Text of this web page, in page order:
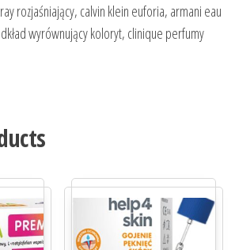
rozjaśniający, calvin klein euforia, armani eau
wyrównujący koloryt, clinique perfumy